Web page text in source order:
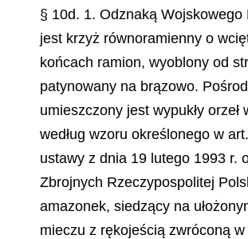
§ 10d. 1. Odznaką Wojskowego
jest krzyż równoramienny o
końcach ramion, wyoblony od
patynowany na brązowo.
umieszczony jest wypukły orzeł
według wzoru określonego w
ustawy z dnia 19 lutego 1993 r.
Zbrojnych Rzeczypospolitej
amazonek, siedzący na
mieczu z rękojeścią zwróconą